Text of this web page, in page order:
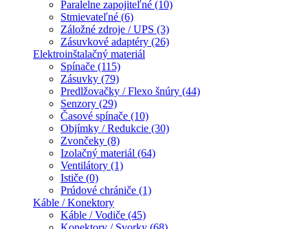
Paralelne zapojiteľné (10)
Stmievateľné (6)
Záložné zdroje / UPS (3)
Zásuvkové adaptéry (26)
Elektroinštalačný materiál
Spínače (115)
Zásuvky (79)
Predlžovačky / Flexo šnúry (44)
Senzory (29)
Časové spínače (10)
Objímky / Redukcie (30)
Zvončeky (8)
Izolačný materiál (64)
Ventilátory (1)
Ističe (0)
Prúdové chrániče (1)
Káble / Konektory
Káble / Vodiče (45)